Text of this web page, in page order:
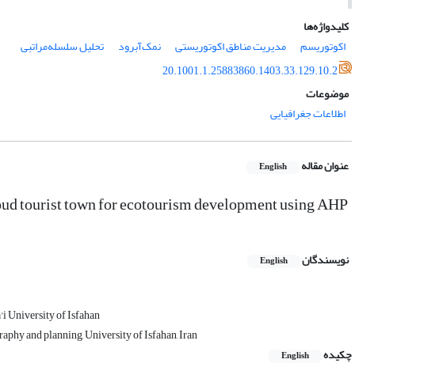
کلیدواژه‌ها
اکوتوریسم
مدیریت مناطق اکوتوریستی نمک‌آبرود
تحلیل سلسله‌مراتبی
20.1001.1.25883860.1403.33.129.10.2
موضوعات
اطلاعات جغرافیایی
عنوان مقاله English
tourist town for ecotourism development using AHP
نویسندگان English
University of Isfahan
and planning, University of Isfahan, Iran
چکیده
English